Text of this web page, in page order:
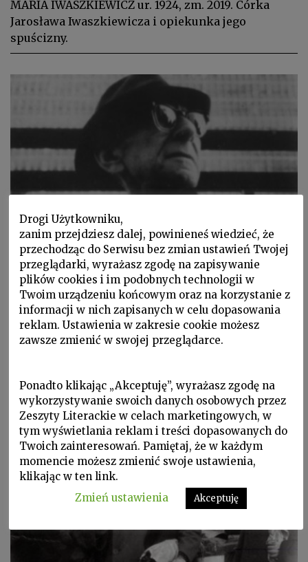
MARIA IWASZKIEWICZ ur. 1924, zm. 2019. Córka
Jarosława Iwaszkiewicza i opiekunka jego
spuścizny.
W Zeszytach, Wspomnienia, ZL 2018 nr 2/142
MARIA IWASZKIEWICZ, Portrety:
Antoni Słonimski, Antoni
Sobański
Słonimski był niesłychanie elegancki, zawsze dbał
szyte na miarę...
Drogi Użytkowniku,
zanim przejdziesz dalej, powinieneś wiedzieć, że
przechodząc do Serwisu bez zmian ustawień Twojej
przeglądarki, wyrażasz zgodę na zapisywanie
plików cookies i im podobnych technologii w
Twoim urządzeniu końcowym oraz na korzystanie z
informacji w nich zapisanych w celu dopasowania
reklam. Ustawienia w zakresie cookie możesz
zawsze zmienić w swojej przeglądarce.
Ponadto klikając „Akceptuję”, wyrażasz zgodę na
wykorzystywanie swoich danych osobowych przez
Zeszyty Literackie w celach marketingowych, w
tym wyświetlania reklam i treści dopasowanych do
Twoich zainteresowań. Pamiętaj, że w każdym
momencie możesz zmienić swoje ustawienia,
klikając w ten link.
Zmień ustawienia
Akceptuję